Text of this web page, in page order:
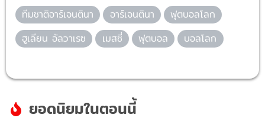
ทีมชาติอาร์เจนตินา
อาร์เจนตินา
ฟุตบอลโลก
ฮูเลียน อัลวาเรซ
เมสซี่ ฟุตบอล บอลโลก
ยอดนิยมในตอนนี้